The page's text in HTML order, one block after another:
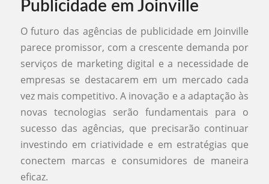
Publicidade em Joinville
O futuro das agências de publicidade em Joinville
parece promissor, com a crescente demanda por
serviços de marketing digital e a necessidade de
empresas se destacarem em um mercado cada
vez mais competitivo. A inovação e a adaptação às
novas tecnologias serão fundamentais para o
sucesso das agências, que precisarão continuar
investindo em criatividade e em estratégias que
conectem marcas e consumidores de maneira
eficaz.